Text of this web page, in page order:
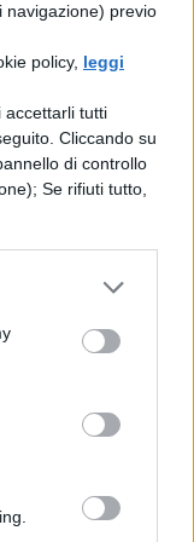
navigazione) previo
policy, leggi
accettarli tutti
Cliccando su
di controllo
Se rifiuti tutto,
scimmie”. Si
con denti ed
il vero.
quelli che
bontà
deve essere
ma la sincerità